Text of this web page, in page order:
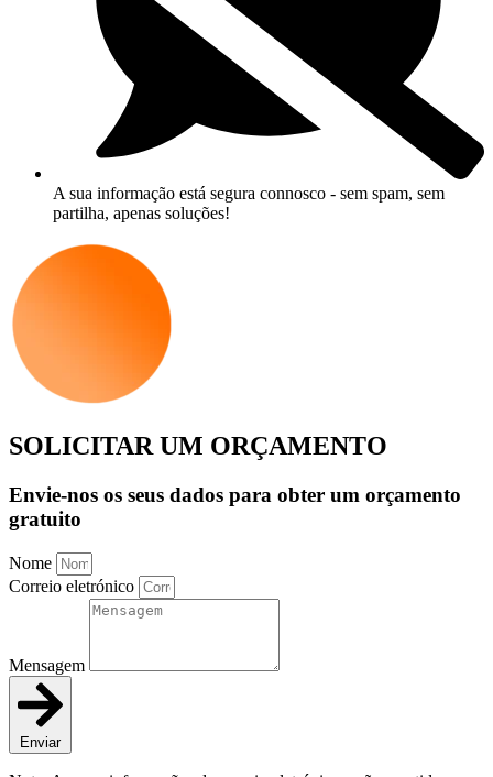
A sua informação está segura connosco - sem spam, sem
partilha, apenas soluções!
SOLICITAR UM ORÇAMENTO
Envie-nos os seus dados para obter um orçamento
gratuito
Nome
Correio eletrónico
Mensagem
Enviar